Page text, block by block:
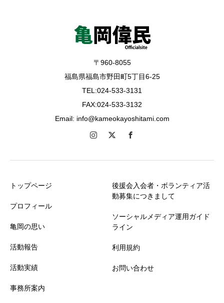
〒960-8055
福島県福島市野田町5丁目6-25
TEL:024-533-3131
FAX:024-533-3132
Email: info@kameokayoshitami.com
トップページ
プロフィール
亀岡の思い
活動報告
活動実績
事務所案内
後援会入会者・ボランティア活
動募集につきまして
ソーシャルメディア運用ガイド
ライン
利用規約
お問い合わせ